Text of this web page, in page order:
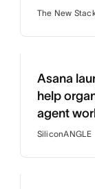
The New
Asana
help
agent
SiliconANGLE